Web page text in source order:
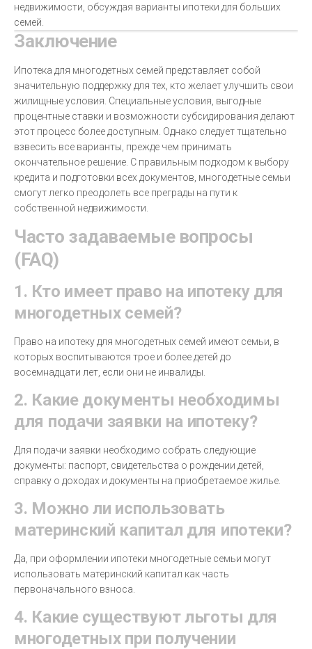
Заключение
Ипотека для многодетных семей представляет собой
значительную поддержку для тех, кто желает улучшить свои
жилищные условия. Специальные условия, выгодные
процентные ставки и возможности субсидирования делают
этот процесс более доступным. Однако следует тщательно
взвесить все варианты, прежде чем принимать
окончательное решение. С правильным подходом к выбору
кредита и подготовки всех документов, многодетные семьи
смогут легко преодолеть все преграды на пути к
собственной недвижимости.
Часто задаваемые вопросы
(FAQ)
1. Кто имеет право на ипотеку для
многодетных семей?
Право на ипотеку для многодетных семей имеют семьи, в
которых воспитываются трое и более детей до
восемнадцати лет, если они не инвалиды.
2. Какие документы необходимы
для подачи заявки на ипотеку?
Для подачи заявки необходимо собрать следующие
документы: паспорт, свидетельства о рождении детей,
справку о доходах и документы на приобретаемое жилье.
3. Можно ли использовать
материнский капитал для ипотеки?
Да, при оформлении ипотеки многодетные семьи могут
использовать материнский капитал как часть
первоначального взноса.
4. Какие существуют льготы для
многодетных при получении